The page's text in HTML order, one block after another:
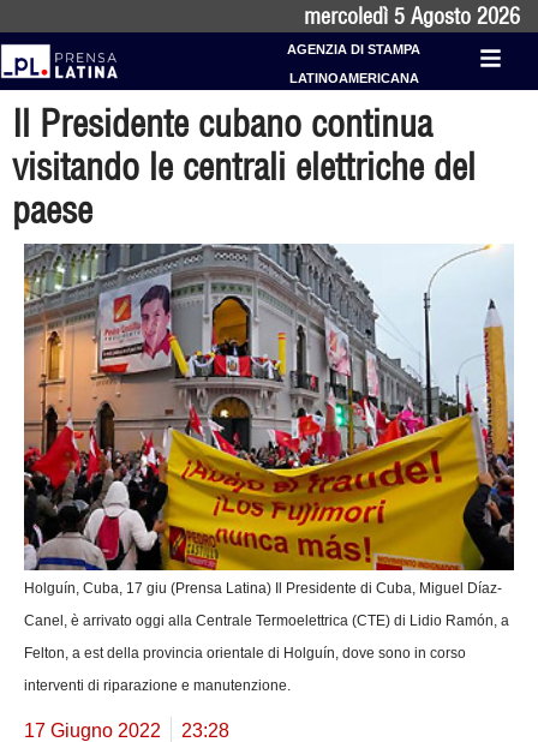
mercoledì 5 Agosto 2026
AGENZIA DI STAMPA
LATINOAMERICANA
Il Presidente cubano continua
visitando le centrali elettriche del
paese
Holguín, Cuba, 17 giu (Prensa Latina) Il Presidente di Cuba, Miguel Díaz-
Canel, è arrivato oggi alla Centrale Termoelettrica (CTE) di Lidio Ramón, a
Felton, a est della provincia orientale di Holguín, dove sono in corso
interventi di riparazione e manutenzione.
17 Giugno 2022 23:28